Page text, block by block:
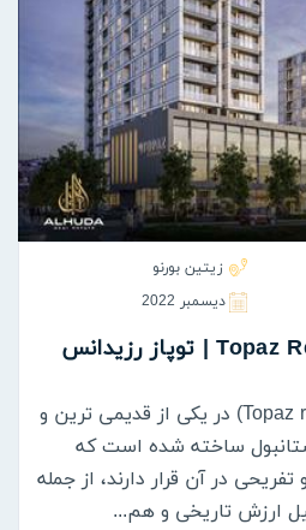
زیتین بورنو
ديسمبر 2022
توپاز رزیدانس (Topaz residence) در یکی از قدیمی ترین و
ساخته شده است که
در آن قرار دارند، از جمله
ارزش تاریخی و هم...